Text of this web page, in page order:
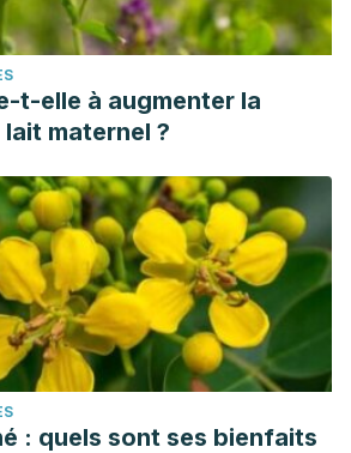
t-elle à augmenter la
maternel ?
: quels sont ses bienfaits